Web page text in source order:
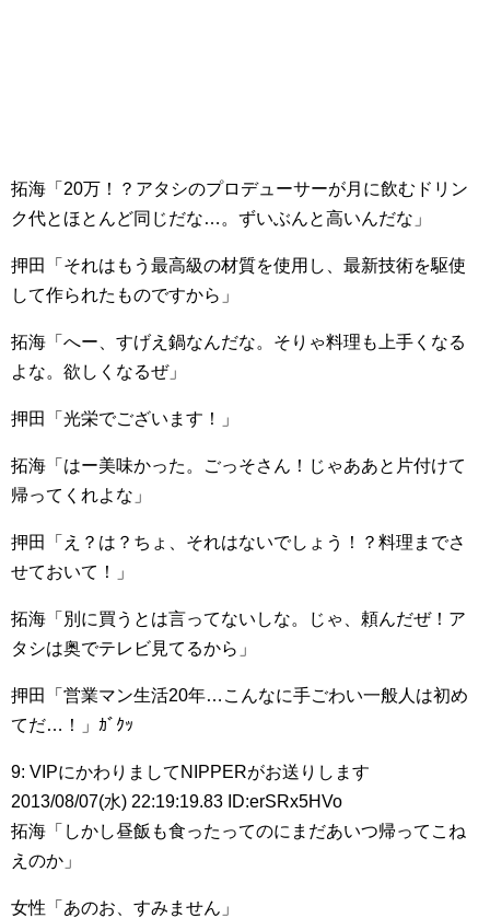
拓海「20万！？アタシのプロデューサーが月に飲むドリン
ク代とほとんど同じだな…。ずいぶんと高いんだな」
押田「それはもう最高級の材質を使用し、最新技術を駆使
して作られたものですから」
拓海「へー、すげえ鍋なんだな。そりゃ料理も上手くなる
よな。欲しくなるぜ」
押田「光栄でございます！」
拓海「はー美味かった。ごっそさん！じゃああと片付けて
帰ってくれよな」
押田「え？は？ちょ、それはないでしょう！？料理までさ
せておいて！」
拓海「別に買うとは言ってないしな。じゃ、頼んだぜ！ア
タシは奥でテレビ見てるから」
押田「営業マン生活20年…こんなに手ごわい一般人は初め
てだ…！」ｶﾞｸｯ
9: VIPにかわりましてNIPPERがお送りします
2013/08/07(水) 22:19:19.83 ID:erSRx5HVo
拓海「しかし昼飯も食ったってのにまだあいつ帰ってこね
えのか」
女性「あのお、すみません」